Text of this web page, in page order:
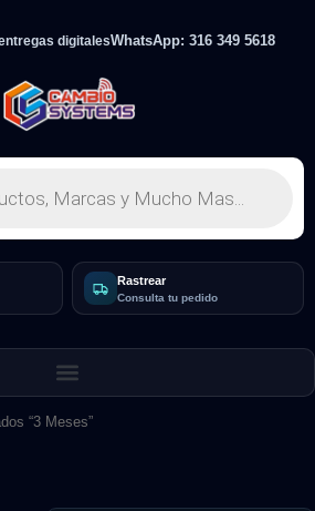
digitalesWhatsApp: 316 349 5618
Rastrear
Consulta tu pedido
“3 Meses”